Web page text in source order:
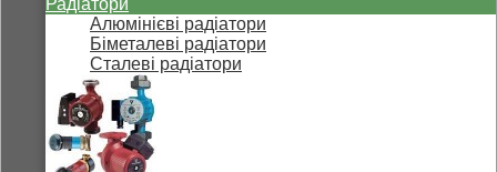
Радіатори
Алюмінієві радіатори
Біметалеві радіатори
Сталеві радіатори